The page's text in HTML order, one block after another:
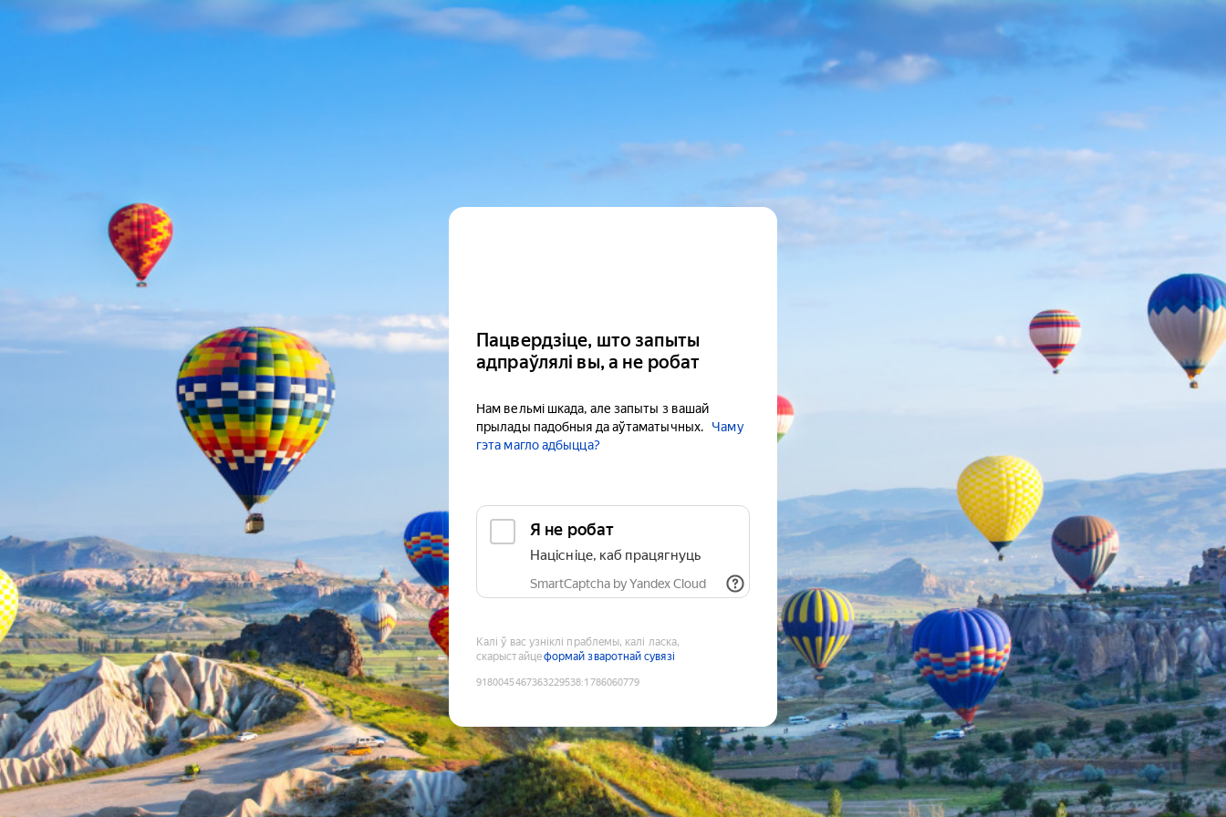
Пацвердзіце, што запыты
адпраўлялі вы, а не робат
Нам вельмі шкада, але запыты з вашай
прылады падобныя да аўтаматычных.
Чаму
гэта магло адбыцца?
Я не робат
Націсніце, каб працягнуць
SmartCaptcha by Yandex Cloud
Калі ў вас узніклі праблемы, калі ласка,
скарыстайцеформай зваротнай сувязі
9180045467363229538:1786060779